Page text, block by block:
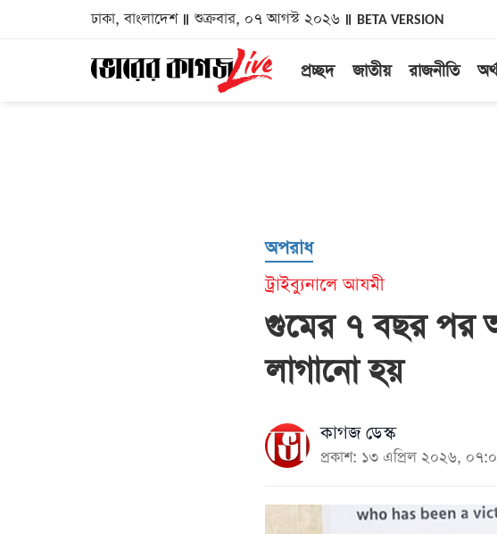
ঢাকা, বাংলাদেশ শুক্রবার, ০৭ আগস্ট ২০২৬ BETA VERSION
প্রচ্ছদ জাতীয় রাজনীতি
অপরাধ
ট্রাইব্যুনালে আযমী
গুমের ৭ বছর পর
লাগানো হয়
কাগজ ডেস্ক
প্রকাশ: ১৩ এপ্রিল ২০২৬,